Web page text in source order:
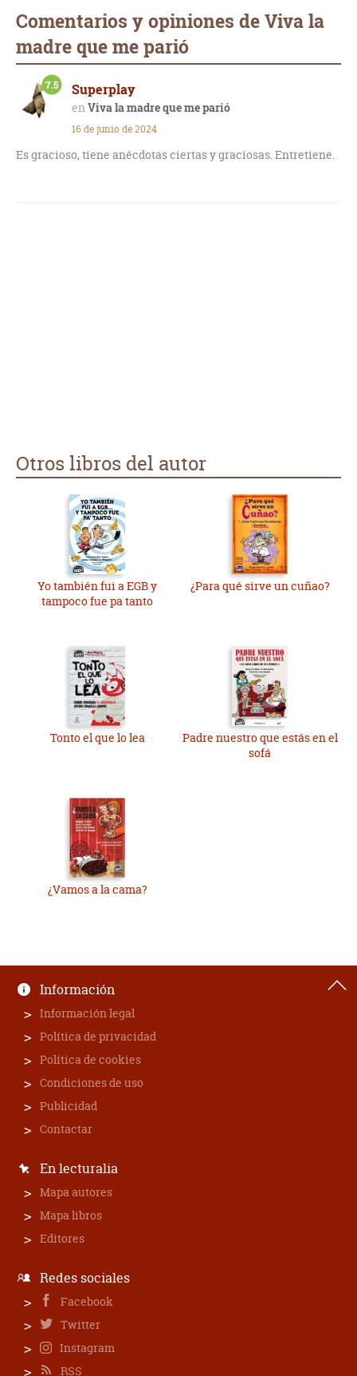
Comentarios y opiniones de Viva la
madre que me parió
Superplay
Viva la madre que me parió
7.5
16 de junio de 2024
Es gracioso, tiene anécdotas ciertas y graciosas. Entretiene.
Otros libros del autor
Yo también fui a EGB y
tampoco fue pa tanto
¿Para qué sirve un cuñao?
Tonto el que lo lea
Padre nuestro que estás en el
sofá
¿Vamos a la cama?
Información
Información legal
Política de privacidad
Política de cookies
Condiciones de uso
Publicidad
Contactar
En lecturalia
Mapa autores
Mapa libros
Editores
Redes sociales
Facebook
Twitter
Instagram
RSS